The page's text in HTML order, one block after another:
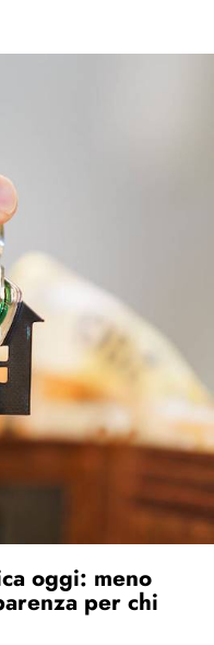
oggi: meno
per chi